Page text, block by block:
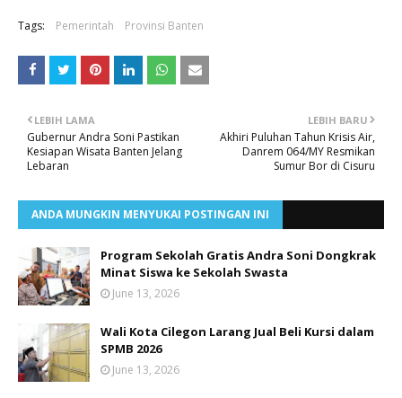
Tags: Pemerintah Provinsi Banten
LEBIH BARU
Akhiri Puluhan Tahun Krisis Air,
Danrem 064/MY Resmikan
Sumur Bor di Cisuru
LEBIH LAMA
Gubernur Andra Soni Pastikan
Kesiapan Wisata Banten Jelang
Lebaran
ANDA MUNGKIN MENYUKAI POSTINGAN INI
Program Sekolah Gratis Andra Soni Dongkrak
Minat Siswa ke Sekolah Swasta
June 13, 2026
Wali Kota Cilegon Larang Jual Beli Kursi dalam
SPMB 2026
June 13, 2026